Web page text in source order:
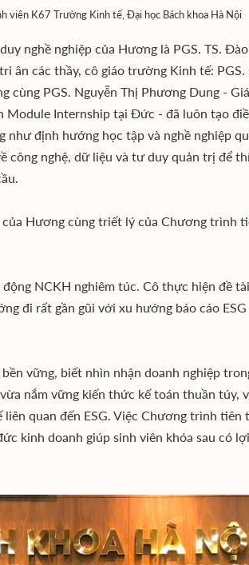
viên K67 Trường Kinh tế, Đại học Bách khoa Hà Nội
nghề nghiệp của Hương là PGS. TS.
các thầy, cô giáo trường Kinh tế: PGS.
cùng PGS. Nguyễn Thị Phương Dung -
Internship tại Đức - đã luôn tạo
định hướng học tập và nghề nghiệp
công nghệ, dữ liệu và tư duy quản trị để
Hương cùng triết lý của Chương trình
NCKH nghiêm túc. Cô thực hiện đề
đi rất gần gũi với xu hướng báo cáo
vững, biết nhìn nhận doanh nghiệp
nắm vững kiến thức kế toán thuần túy,
quan đến ESG. Việc Chương trình tiên
kinh doanh giúp sinh viên khóa sau có